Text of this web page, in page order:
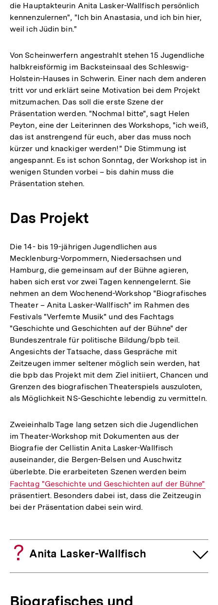
die Hauptakteurin Anita Lasker-Wallfisch persönlich
kennenzulernen", "Ich bin Anastasia, und ich bin hier,
weil ich Jüdin bin."
Von Scheinwerfern angestrahlt stehen 15 Jugendliche
halbkreisförmig im Backsteinsaal des Schleswig-
Holstein-Hauses in Schwerin. Einer nach dem anderen
tritt vor und erklärt seine Motivation bei dem Projekt
mitzumachen. Das soll die erste Szene der
Präsentation werden. "Nochmal bitte", sagt Helen
Peyton, eine der Leiterinnen des Workshops, "ich weiß,
das ist anstrengend für euch, aber das muss noch
kürzer und knackiger werden!" Die Stimmung ist
angespannt. Es ist schon Sonntag, der Workshop ist in
wenigen Stunden vorbei – bis dahin muss die
Präsentation stehen.
Das Projekt
Die 14- bis 19-jährigen Jugendlichen aus
Mecklenburg-Vorpommern, Niedersachsen und
Hamburg, die gemeinsam auf der Bühne agieren,
haben sich erst vor zwei Tagen kennengelernt. Sie
nehmen an dem Wochenend-Workshop "Biografisches
Theater – Anita Lasker-Wallfisch" im Rahmen des
Festivals "Verfemte Musik" und des Fachtags
"Geschichte und Geschichten auf der Bühne" der
Bundeszentrale für politische Bildung/bpb teil.
Angesichts der Tatsache, dass Gespräche mit
Zeitzeugen immer seltener möglich sein werden, hat
die bpb das Projekt mit dem Ziel initiiert, Chancen und
Grenzen des biografischen Theaterspiels auszuloten,
als Möglichkeit NS-Geschichte lebendig zu vermitteln.
Zweieinhalb Tage lang setzen sich die Jugendlichen
im Theater-Workshop mit Dokumenten aus der
Biografie der Cellistin Anita Lasker-Wallfisch
auseinander, die Bergen-Belsen und Auschwitz
überlebte. Die erarbeiteten Szenen werden beim
Link:
Fachtag "Geschichte und Geschichten auf der Bühne"
präsentiert. Besonders dabei ist, dass die Zeitzeugin
bei der Präsentation dabei sein wird.
Anita Lasker-Wallfisch
Biografisches und